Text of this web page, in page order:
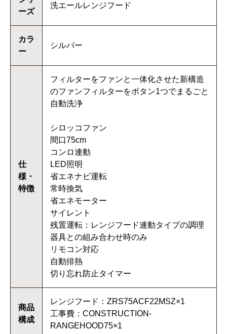
ーズ
洗エールレンジフード
カラ
ー
シルバー
仕
様・
特徴
フィルターをファンと一体化させた新構造
のファンフィルターをボタン1つでまるごと
自動洗浄
シロッコファン
間口75cm
コンロ連動
LED照明
省エネナビ運転
常時換気
省エネモーター
サイレント
残置運転：レンジフード連動タイプの調理
器具との組み合わせ時のみ
リモコン対応
自動排熱
切り忘れ防止タイマー
商品
構成
レンジフード：ZRS75ACF22MSZ×1
工事費：CONSTRUCTION-
RANGEHOOD75×1